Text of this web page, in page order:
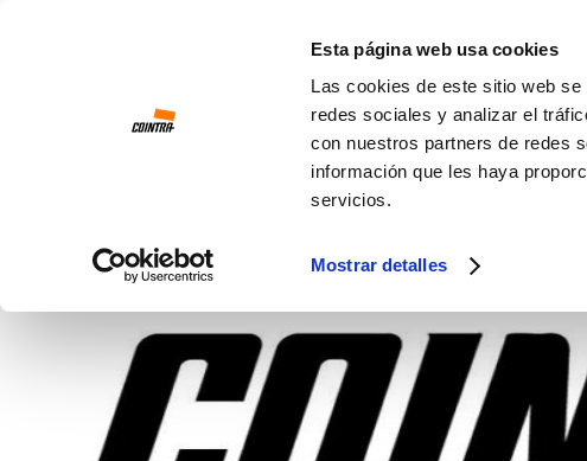
Esta página web usa cookies
Las cookies de este sitio web
redes sociales y analizar el
con nuestros partners de redes
información que les haya
servicios.
Mostrar detalles